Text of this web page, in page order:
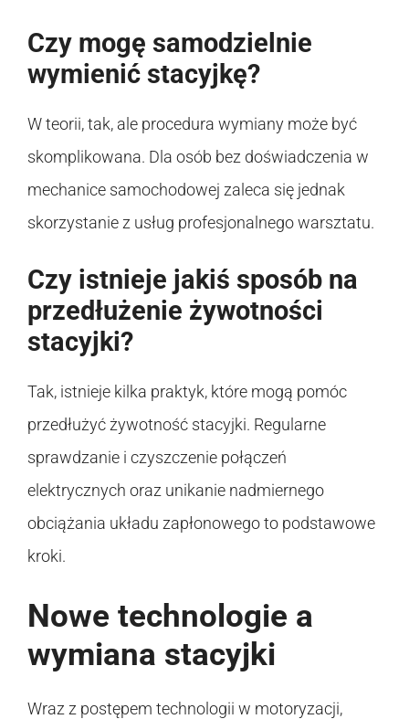
Czy mogę samodzielnie
wymienić stacyjkę?
W teorii, tak, ale procedura wymiany może być
skomplikowana. Dla osób bez doświadczenia w
mechanice samochodowej zaleca się jednak
skorzystanie z usług profesjonalnego warsztatu.
Czy istnieje jakiś sposób na
przedłużenie żywotności
stacyjki?
Tak, istnieje kilka praktyk, które mogą pomóc
przedłużyć żywotność stacyjki. Regularne
sprawdzanie i czyszczenie połączeń
elektrycznych oraz unikanie nadmiernego
obciążania układu zapłonowego to podstawowe
kroki.
Nowe technologie a
wymiana stacyjki
Wraz z postępem technologii w motoryzacji,